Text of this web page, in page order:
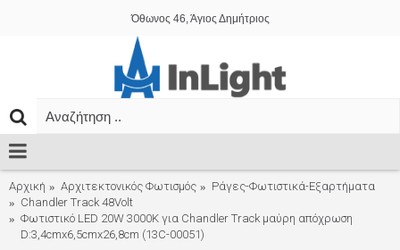
Όθωνος 46, Άγιος Δημήτριος
Αρχική Αρχιτεκτονικός Φωτισμός
Ράγες-Φωτιστικά-Εξαρτήματα
Chandler Track 48Volt
Φωτιστικό LED 20W 3000K για Chandler Track μαύρη απόχρωση
D:3,4cmx6,5cmx26,8cm (13C-00051)